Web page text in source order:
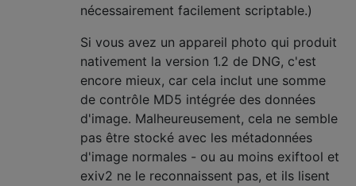
nécessairement facilement scriptable.)
Si vous avez un appareil photo qui produit
nativement la version 1.2 de DNG, c'est
encore mieux, car cela inclut une somme
de contrôle MD5 intégrée des données
d'image. Malheureusement, cela ne semble
pas être stocké avec les métadonnées
d'image normales - ou au moins exiftool et
exiv2 ne le reconnaissent pas, et ils lisent